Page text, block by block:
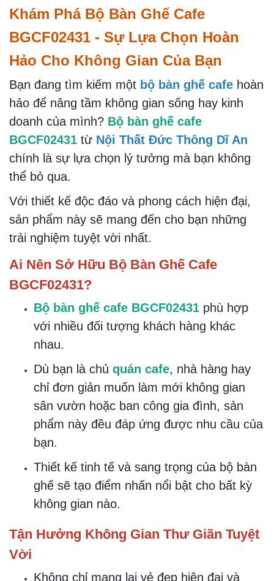
Lượt
xem:
1625
Lượt
bán:
1610
Tình
trạng:
Số lượng:
- +
THÊM VÀO
GIỎ
ĐẶT HÀNG
Bộ Bàn Ghế Cafe Sân Vườn
Thông Tin Sản Phẩm
Khám Phá Bộ Bàn Ghế Cafe
BGCF02431 - Sự Lựa Chọn Hoàn
Hảo Cho Không Gian Của Bạn
Bạn đang tìm kiếm một bộ bàn ghế cafehoàn
hảo để nâng tầm không gian sống hay kinh
doanh của mình?Bộ bàn ghế cafe
BGCF02431 từNội Thất Đức Thông Dĩ An
chính là sự lựa chọn lý tưởng mà bạn không
thể bỏ qua.
Với thiết kế độc đáo và phong cách hiện đại,
sản phẩm này sẽ mang đến cho bạn những
trải nghiệm tuyệt vời nhất.
Ai Nên Sở Hữu Bộ Bàn Ghế Cafe
BGCF02431?
với nhiều đối tượng khách hàng khác